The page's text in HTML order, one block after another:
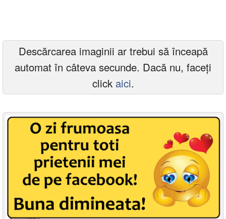
Felicitari muzicale personalizate
Conecteaza-te
Descărcarea imaginii ar trebui să înceapă
automat în câteva secunde. Dacă nu, faceți
click aici.